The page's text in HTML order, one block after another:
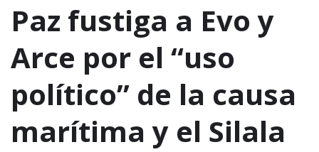
Paz fustiga a Evo y
Arce por el “uso
político” de la causa
marítima y el Silala